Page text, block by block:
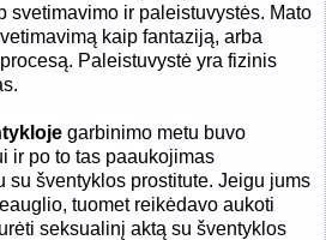
svetimavimo ir paleistuvystės. Mato
kaip fantaziją, arba
Paleistuvystė yra fizinis
garbinimo metu buvo
ir po to tas paaukojimas
su šventyklos prostitute. Jeigu jums
tuomet reikėdavo aukoti
seksualinį aktą su šventyklos